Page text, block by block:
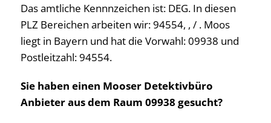
Das amtliche Kennnzeichen ist: DEG. In diesen
PLZ Bereichen arbeiten wir: 94554, , / . Moos
liegt in Bayern und hat die Vorwahl: 09938 und
Postleitzahl: 94554.
Sie haben einen Mooser Detektivbüro
Anbieter aus dem Raum 09938 gesucht?